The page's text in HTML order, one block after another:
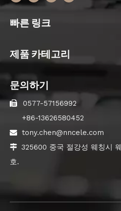
빠른 링크
제품 카테고리
문의하기
 0577-57156992
+86-13626580452
 tony.chen@nncele.com
 325600 중국 절강성 웨칭시
호.